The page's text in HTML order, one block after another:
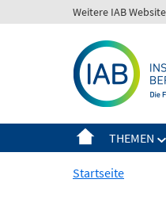
zum
Weitere IAB
THEMEN
Startseite